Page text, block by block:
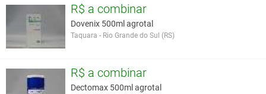
R$ a combinar
Dovenix 500ml agrotal
Taquara - Rio Grande do Sul (RS)
R$ a combinar
Dectomax 500ml agrotal